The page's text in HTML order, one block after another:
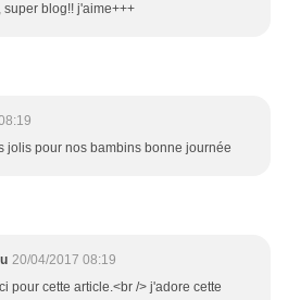
blog!! j'aime+++
jolis pour nos bambins bonne journée
20/04/2017 08:19
pour cette article.<br /> j'adore cette